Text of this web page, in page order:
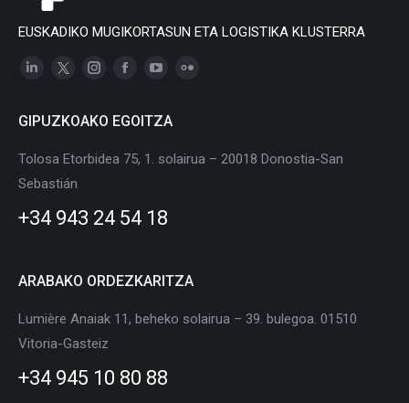
EUSKADIKO MUGIKORTASUN ETA LOGISTIKA KLUSTERRA
Linkedin
opens
in
X
opens
in
Instagram
opens
in
opens
in
opens
GIPUZKOAKO EGOITZA
Tolosa Etorbidea 75, 1. solairua – 20018 Donostia-San
Sebastián
+34 943 24 54 18
ARABAKO ORDEZKARITZA
Lumière Anaiak 11, beheko solairua – 39. bulegoa. 01510
Vitoria-Gasteiz
+34 945 10 80 88